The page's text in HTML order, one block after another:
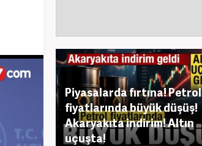
Piyasalarda fırtına! Petrol
fiyatlarında büyük düşüş!
Akaryakıta indirim! Altın
uçuşta!